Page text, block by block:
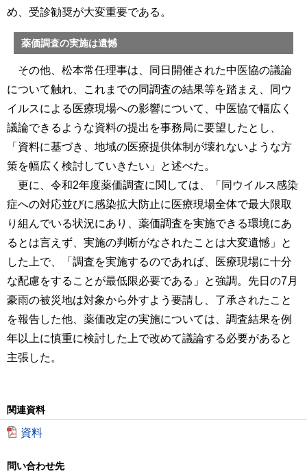
め、受診勧奨が大変重要である。
薬価調査の実施は遺憾
その他、松本常任理事は、同日開催された中医協の議論
について触れ、これまでの同調査の結果等を踏まえ、同ウ
イルスによる医療現場への影響について、中医協で幅広く
議論できるような資料の提出を事務局に要望したとし、
「資料に基づき、地域の医療提供体制が壊れないような方
策を幅広く検討していきたい」と述べた。
更に、令和2年度薬価調査に関しては、「同ウイルス感染
症への対応並びに感染拡大防止に医療現場全体で最大限取
り組んでいる状況にあり、薬価調査を実施できる環境にあ
るとは言えず、実施の判断がなされたことは大変遺憾」と
した上で、「調査を実施するのであれば、医療現場に十分
な配慮をすることが最低限必要である」と強調。先日の7月
豪雨の被災地は対象から外すよう要請し、了承されたこと
を報告した他、薬価改定の実施については、調査結果を例
年以上に慎重に検討した上で改めて議論する必要があると
主張した。
関連資料
資料
問い合わせ先